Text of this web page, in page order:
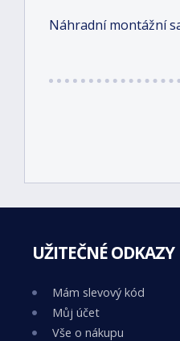
Náhradní montážní
UŽITEČNÉ ODKAZY
Mám slevový kód
Můj účet
Vše o nákupu